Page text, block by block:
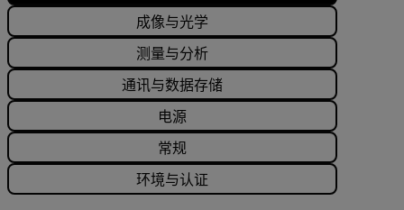
成像与光学
测量与分析
通讯与数据存储
电源
常规
环境与认证